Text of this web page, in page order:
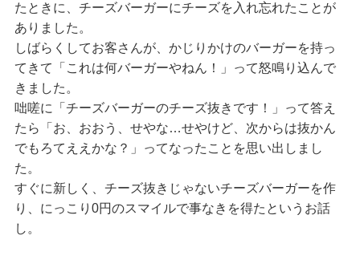
たときに、チーズバーガーにチーズを入れ忘れたことが
ありました。
しばらくしてお客さんが、かじりかけのバーガーを持っ
てきて「これは何バーガーやねん！」って怒鳴り込んで
きました。
咄嗟に「チーズバーガーのチーズ抜きです！」って答え
たら「お、おおう、せやな…せやけど、次からは抜かん
でもろてええかな？」ってなったことを思い出しまし
た。
すぐに新しく、チーズ抜きじゃないチーズバーガーを作
り、にっこり0円のスマイルで事なきを得たというお話
し。